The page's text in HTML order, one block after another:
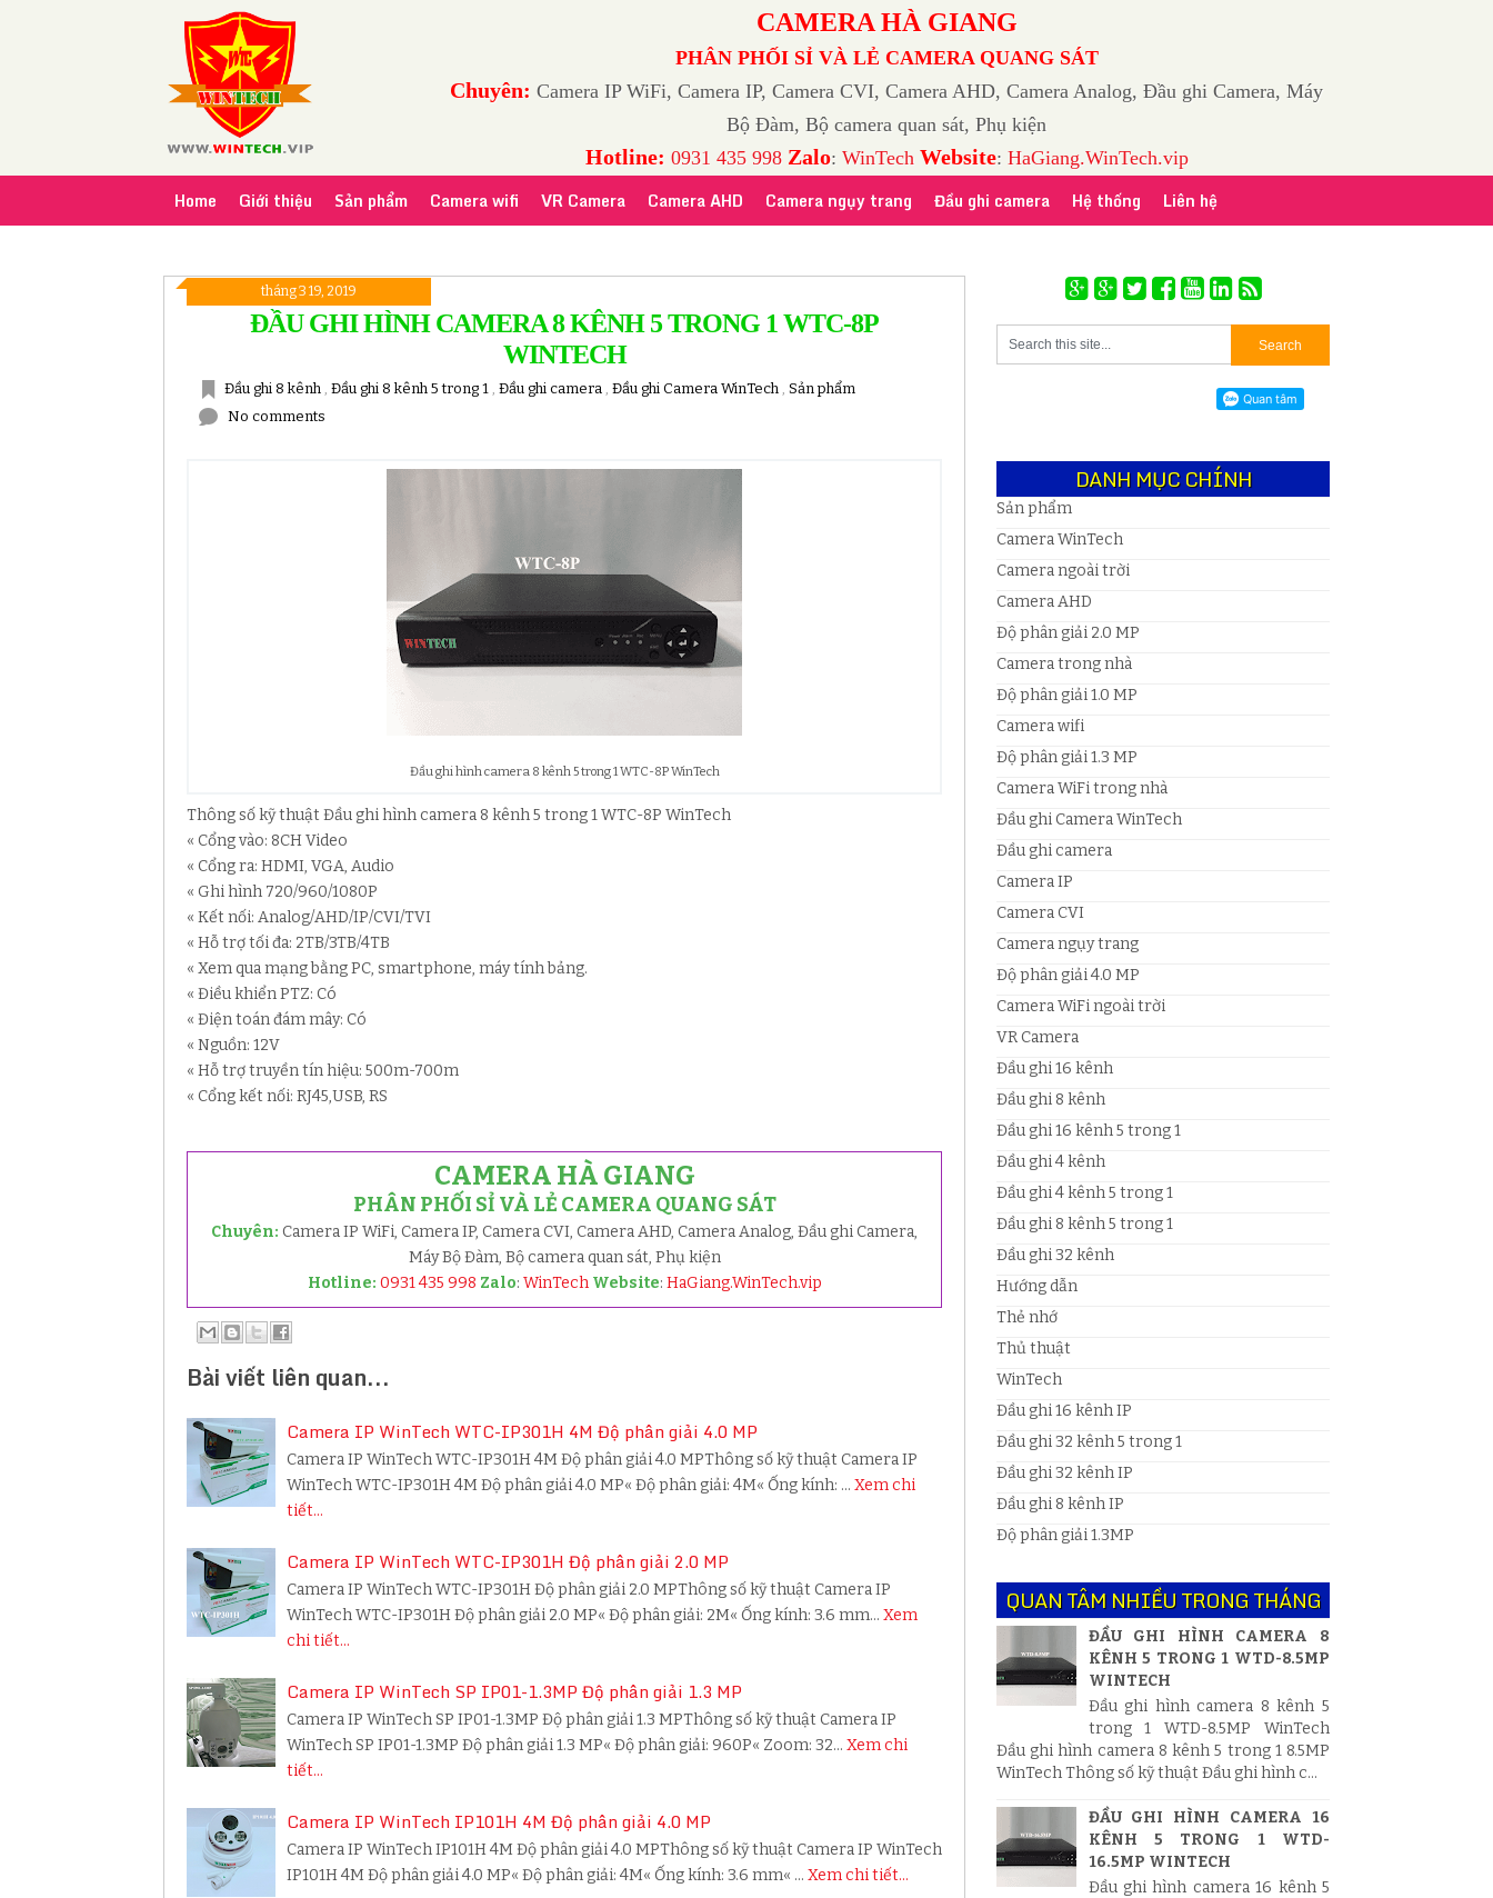
CAMERA HÀ GIANG
PHÂN PHỐI SỈ VÀ LẺ CAMERA QUANG SÁT
Chuyên: Camera IP WiFi, Camera IP, Camera CVI, Camera AHD, Camera Analog, Đầu ghi Camera, Máy
Bộ Đàm, Bộ camera quan sát, Phụ kiện
Hotline: 0931 435 998 Zalo: WinTech Website: HaGiang.WinTech.vip
Home Giới thiệu Sản phẩm Camera wifi VR Camera Camera AHD Camera ngụy trang Đầu ghi camera Hệ thống Liên hệ
tháng 3 19, 2019
ĐẦU GHI HÌNH CAMERA 8 KÊNH 5 TRONG 1 WTC-8P
WINTECH
Đầu ghi 8 kênh , Đầu ghi 8 kênh 5 trong 1 , Đầu ghi camera , Đầu ghi Camera WinTech , Sản phẩm
No comments
Đầu ghi hình camera 8 kênh 5 trong 1 WTC-8P WinTech
Thông số kỹ thuật Đầu ghi hình camera 8 kênh 5 trong 1 WTC-8P WinTech
« Cổng vào: 8CH Video
« Cổng ra: HDMI, VGA, Audio
« Ghi hình 720/960/1080P
« Kết nối: Analog/AHD/IP/CVI/TVI
« Hỗ trợ tối đa: 2TB/3TB/4TB
« Xem qua mạng bằng PC, smartphone, máy tính bảng.
« Điều khiển PTZ: Có
« Điện toán đám mây: Có
« Nguồn: 12V
« Hỗ trợ truyền tín hiệu: 500m-700m
« Cổng kết nối: RJ45,USB, RS
CAMERA HÀ GIANG
PHÂN PHỐI SỈ VÀ LẺ CAMERA QUANG SÁT
Chuyên: Camera IP WiFi, Camera IP, Camera CVI, Camera AHD, Camera Analog, Đầu ghi Camera,
Máy Bộ Đàm, Bộ camera quan sát, Phụ kiện
Hotline: 0931 435 998 Zalo: WinTech Website: HaGiang.WinTech.vip
Bài viết liên quan...
Camera IP WinTech WTC-IP301H 4M Độ phân giải 4.0 MP
Camera IP WinTech WTC-IP301H 4M Độ phân giải 4.0 MPThông số kỹ thuật Camera IP
WinTech WTC-IP301H 4M Độ phân giải 4.0 MP« Độ phân giải: 4M« Ống kính: … Xem chi
tiết...
Camera IP WinTech WTC-IP301H Độ phân giải 2.0 MP
Camera IP WinTech WTC-IP301H Độ phân giải 2.0 MPThông số kỹ thuật Camera IP
WinTech WTC-IP301H Độ phân giải 2.0 MP« Độ phân giải: 2M« Ống kính: 3.6 mm… Xem
chi tiết...
Camera IP WinTech SP IP01-1.3MP Độ phân giải 1.3 MP
Camera IP WinTech SP IP01-1.3MP Độ phân giải 1.3 MPThông số kỹ thuật Camera IP
WinTech SP IP01-1.3MP Độ phân giải 1.3 MP« Độ phân giải: 960P« Zoom: 32… Xem chi
tiết...
Camera IP WinTech IP101H 4M Độ phân giải 4.0 MP
Camera IP WinTech IP101H 4M Độ phân giải 4.0 MPThông số kỹ thuật Camera IP WinTech
IP101H 4M Độ phân giải 4.0 MP« Độ phân giải: 4M« Ống kính: 3.6 mm« … Xem chi tiết...
DANH MỤC CHÍNH
Sản phẩm
Camera WinTech
Camera ngoài trời
Camera AHD
Độ phân giải 2.0 MP
Camera trong nhà
Độ phân giải 1.0 MP
Camera wifi
Độ phân giải 1.3 MP
Camera WiFi trong nhà
Đầu ghi Camera WinTech
Đầu ghi camera
Camera IP
Camera CVI
Camera ngụy trang
Độ phân giải 4.0 MP
Camera WiFi ngoài trời
VR Camera
Đầu ghi 16 kênh
Đầu ghi 8 kênh
Đầu ghi 16 kênh 5 trong 1
Đầu ghi 4 kênh
Đầu ghi 4 kênh 5 trong 1
Đầu ghi 8 kênh 5 trong 1
Đầu ghi 32 kênh
Hướng dẫn
Thẻ nhớ
Thủ thuật
WinTech
Đầu ghi 16 kênh IP
Đầu ghi 32 kênh 5 trong 1
Đầu ghi 32 kênh IP
Đầu ghi 8 kênh IP
Độ phân giải 1.3MP
QUAN TÂM NHIỀU TRONG THÁNG
ĐẦU GHI HÌNH CAMERA 8
KÊNH 5 TRONG 1 WTD-8.5MP
WINTECH
Đầu ghi hình camera 8 kênh 5
trong 1 WTD-8.5MP WinTech
Đầu ghi hình camera 8 kênh 5 trong 1 8.5MP
WinTech Thông số kỹ thuật Đầu ghi hình c...
ĐẦU GHI HÌNH CAMERA 16
KÊNH 5 TRONG 1 WTD-
16.5MP WINTECH
Đầu ghi hình camera 16 kênh 5